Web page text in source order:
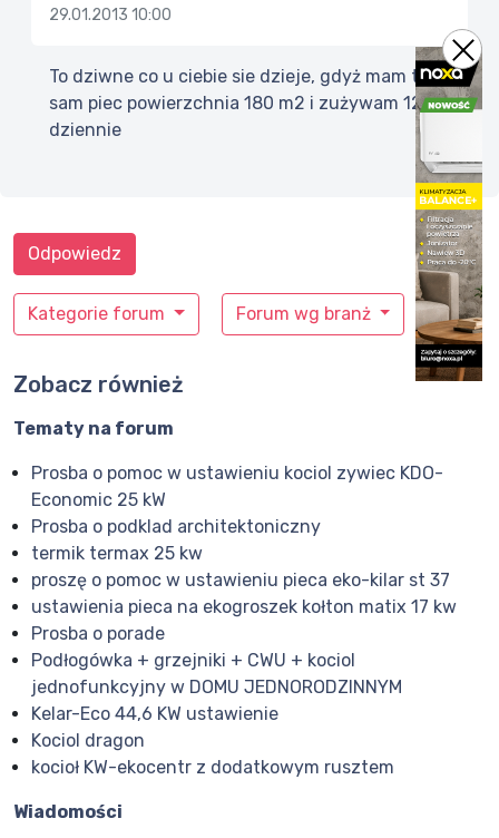
29.01.2013 10:00
To dziwne co u ciebie sie dzieje, gdyż mam ten
sam piec powierzchnia 180 m2 i zużywam 12 kg
dziennie
Kategorie forum Forum wg branż
Odpowiedz
Zobacz również
Tematy na forum
Prosba o pomoc w ustawieniu kociol zywiec KDO-
Economic 25 kW
Prosba o podklad architektoniczny
termik termax 25 kw
proszę o pomoc w ustawieniu pieca eko-kilar st 37
ustawienia pieca na ekogroszek kołton matix 17 kw
Prosba o porade
Podłogówka + grzejniki + CWU + kociol
jednofunkcyjny w DOMU JEDNORODZINNYM
Kelar-Eco 44,6 KW ustawienie
Kociol dragon
kocioł KW-ekocentr z dodatkowym rusztem
Wiadomości